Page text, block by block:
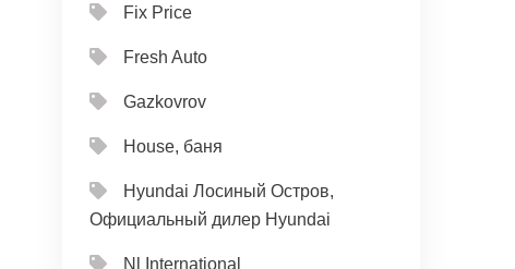
Fix Price
Fresh Auto
Gazkovrov
House, баня
Hyundai Лосиный Остров,
Официальный дилер Hyundai
Nl International